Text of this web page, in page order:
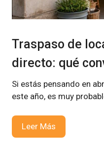
Traspaso de
directo: qué
negocio en 2026
Si estás pensando en
este año, es muy
Leer Más